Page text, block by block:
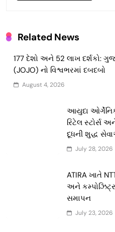
Related News
177 દેશો અને 52 લાખ દર્શકો:
(JOJO) નો વિશ્વભરમાં દબદબો
August 4, 2026
આયુદા
રિટેલ સ્ટોર્સ
દૂધની શુદ્ધ
July 28, 2026
ATIRA ખાતે
અને
સમાપન
July 23, 2026